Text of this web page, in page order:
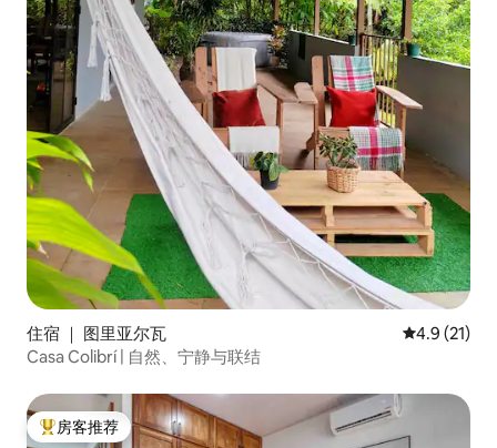
住宿 ｜ 图里亚尔瓦 平均评分
4.9 (21)
Casa Colibrí | 自然、宁静与联结
热门「房客推荐」
房客推荐